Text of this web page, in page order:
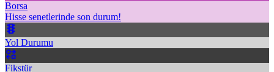
Borsa
Hisse senetlerinde son durum!
Yol Durumu
Fikstür